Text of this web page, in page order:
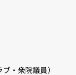
衆院議員）